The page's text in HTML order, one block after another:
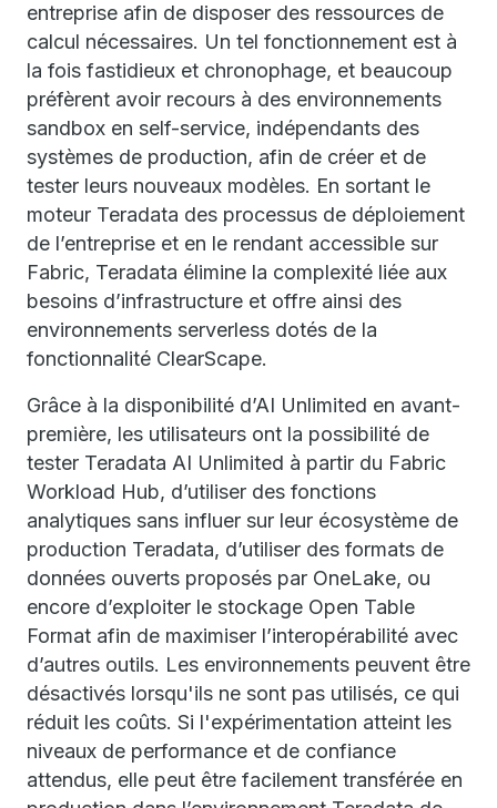
entreprise afin de disposer des ressources de
calcul nécessaires. Un tel fonctionnement est à
la fois fastidieux et chronophage, et beaucoup
préfèrent avoir recours à des environnements
sandbox en self-service, indépendants des
systèmes de production, afin de créer et de
tester leurs nouveaux modèles. En sortant le
moteur Teradata des processus de déploiement
de l’entreprise et en le rendant accessible sur
Fabric, Teradata élimine la complexité liée aux
besoins d’infrastructure et offre ainsi des
environnements serverless dotés de la
fonctionnalité ClearScape.
Grâce à la disponibilité d’AI Unlimited en avant-
première, les utilisateurs ont la possibilité de
tester Teradata AI Unlimited à partir du Fabric
Workload Hub, d’utiliser des fonctions
analytiques sans influer sur leur écosystème de
production Teradata, d’utiliser des formats de
données ouverts proposés par OneLake, ou
encore d’exploiter le stockage Open Table
Format afin de maximiser l’interopérabilité avec
d’autres outils. Les environnements peuvent être
désactivés lorsqu'ils ne sont pas utilisés, ce qui
réduit les coûts. Si l'expérimentation atteint les
niveaux de performance et de confiance
attendus, elle peut être facilement transférée en